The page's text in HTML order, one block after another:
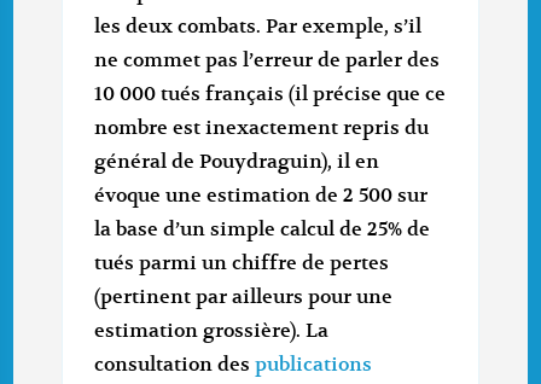
les deux combats. Par exemple, s’il
ne commet pas l’erreur de parler des
10 000 tués français (il précise que ce
nombre est inexactement repris du
général de Pouydraguin), il en
évoque une estimation de 2 500 sur
la base d’un simple calcul de 25% de
tués parmi un chiffre de pertes
(pertinent par ailleurs pour une
estimation grossière). La
consultation despublications